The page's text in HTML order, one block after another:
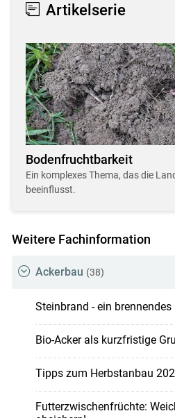
Artikelserie
Bodenfruchtbarkeit
Ein komplexes Thema, das die
beeinflusst.
Weitere Fachinformation
Ackerbau (38)
Steinbrand - ein
Bio-Acker als kurzfristige
Tipps zum Herbstanbau
Futterzwischenfrüchte: